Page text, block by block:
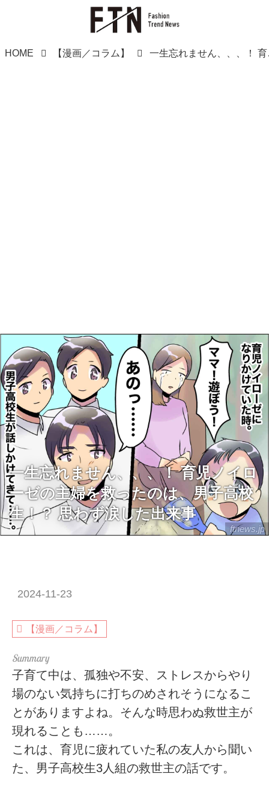
HOME 【漫画／コラム】 一生忘れま
ftnews.jp
一生忘れません、、、！ 育児ノイロ
ーゼの主婦を救ったのは、男子高校
生！？ 思わず涙した出来事
2024-11-23
【漫画／コラム】
子育て中は、孤独や不安、ストレスからやり
場のない気持ちに打ちのめされそうになるこ
とがありますよね。そんな時思わぬ救世主が
現れることも……。
これは、育児に疲れていた私の友人から聞い
た、男子高校生3人組の救世主の話です。